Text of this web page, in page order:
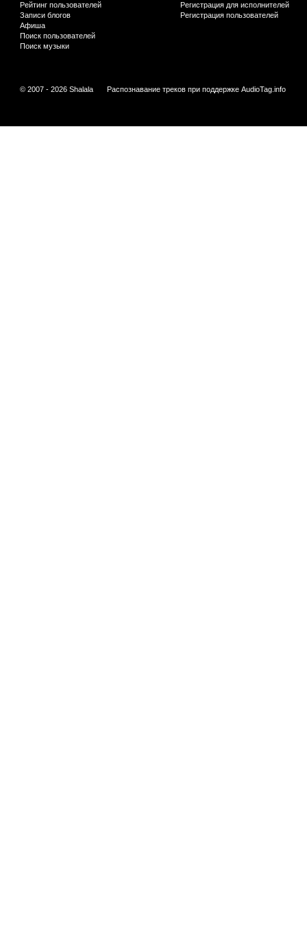
Рейтинг пользователей
Записи блогов
Афиша
Поиск пользователей
Поиск музыки
Регистрация для исполнителей
Регистрация пользователей
© 2007 - 2026 Shalala Распознавание треков при поддержке AudioTag.info